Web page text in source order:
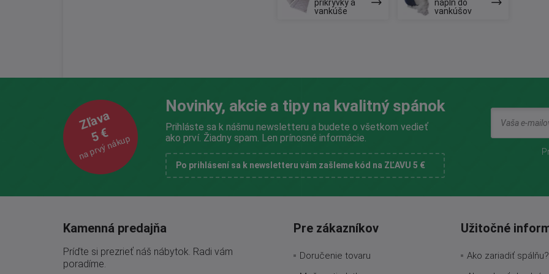
prikrývky a
vankúše
náplň do
vankúšov
Zľava
5 €
na prvý nákup
Novinky, akcie a tipy na kvalitný spánok
Prihláste sa k nášmu newsletteru a budete o všetkom vedieť
ako prví. Žiadny spam. Len prínosné informácie.
Po prihlásení sa k newsletteru vám zašleme kód na ZĽAVU 5 €
Kamenná predajňa
Príďte si prezrieť náš nábytok. Radi vám
poradíme.
Pre zákazníkov
Doručenie tovaru
Užitočné
Ako zariadiť spálňu?